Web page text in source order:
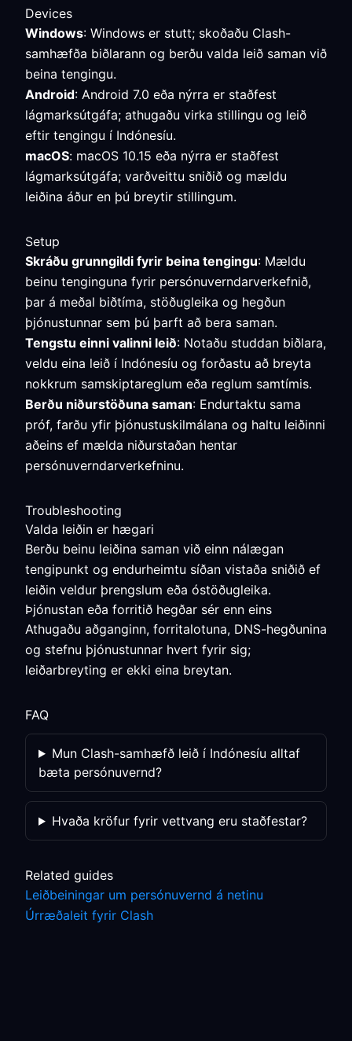
Devices
Windows: Windows er stutt; skoðaðu Clash-
samhæfða biðlarann og berðu valda leið saman við
beina tengingu.
Android: Android 7.0 eða nýrra er staðfest
lágmarksútgáfa; athugaðu virka stillingu og leið
eftir tengingu í Indónesíu.
macOS: macOS 10.15 eða nýrra er staðfest
lágmarksútgáfa; varðveittu sniðið og mældu
leiðina áður en þú breytir stillingum.
Setup
Skráðu grunngildi fyrir beina tengingu: Mældu
beinu tenginguna fyrir persónuverndarverkefnið,
þar á meðal biðtíma, stöðugleika og hegðun
þjónustunnar sem þú þarft að bera saman.
Tengstu einni valinni leið: Notaðu studdan biðlara,
veldu eina leið í Indónesíu og forðastu að breyta
nokkrum samskiptareglum eða reglum samtímis.
Berðu niðurstöðuna saman: Endurtaktu sama
próf, farðu yfir þjónustuskilmálana og haltu leiðinni
aðeins ef mælda niðurstaðan hentar
persónuverndarverkefninu.
Troubleshooting
Valda leiðin er hægari
Berðu beinu leiðina saman við einn nálægan
tengipunkt og endurheimtu síðan vistaða sniðið ef
leiðin veldur þrengslum eða óstöðugleika.
Þjónustan eða forritið hegðar sér enn eins
Athugaðu aðganginn, forritalotuna, DNS-hegðunina
og stefnu þjónustunnar hvert fyrir sig;
leiðarbreyting er ekki eina breytan.
FAQ
Mun Clash-samhæfð leið í Indónesíu alltaf
bæta persónuvernd?
Hvaða kröfur fyrir vettvang eru staðfestar?
Related guides
Leiðbeiningar um persónuvernd á netinu
Úrræðaleit fyrir Clash